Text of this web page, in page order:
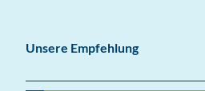
Unsere Empfehlung